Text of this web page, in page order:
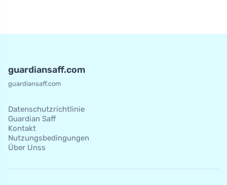
guardiansaff.com
guardiansaff.com
Datenschutzrichtlinie
Guardian Saff
Kontakt
Nutzungsbedingungen
Über Unss